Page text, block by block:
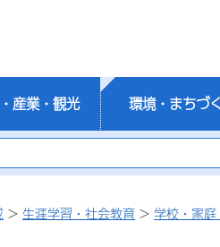
産業・観光 環境・まちづ
> 生涯学習・社会教育 > 学校・家